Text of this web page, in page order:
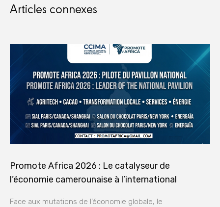
Articles connexes
Promote Africa 2026 : Le catalyseur de
l’économie camerounaise à l’international
Face aux mutations de l’économie globale, le